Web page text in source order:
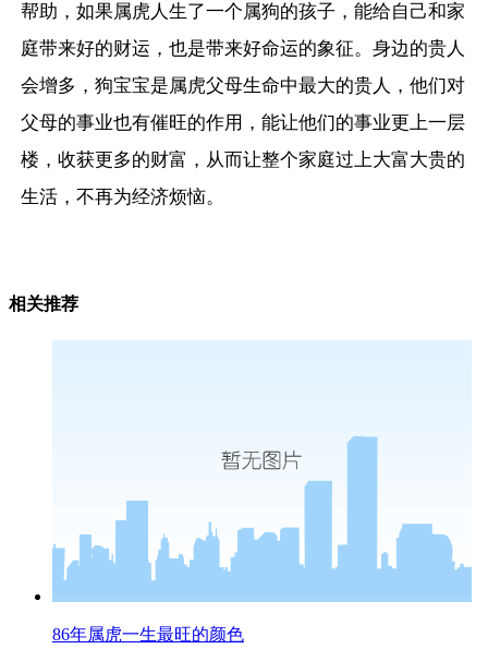
帮助，如果属虎人生了一个属狗的孩子，能给自己和家
庭带来好的财运，也是带来好命运的象征。身边的贵人
会增多，狗宝宝是属虎父母生命中最大的贵人，他们对
父母的事业也有催旺的作用，能让他们的事业更上一层
楼，收获更多的财富，从而让整个家庭过上大富大贵的
生活，不再为经济烦恼。
相关推荐
86年属虎一生最旺的颜色